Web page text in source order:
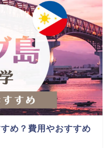
め？費用やおすすめ